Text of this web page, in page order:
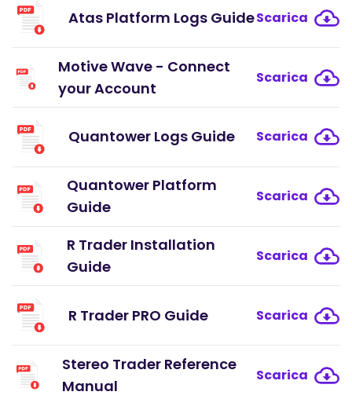
Atas Platform Logs GuideScarica
Motive Wave - Connect
your Account
Scarica
Quantower Logs Guide Scarica
Quantower Platform
Guide
Scarica
R Trader Installation
Guide
Scarica
R Trader PRO Guide Scarica
Stereo Trader Reference
Manual
Scarica